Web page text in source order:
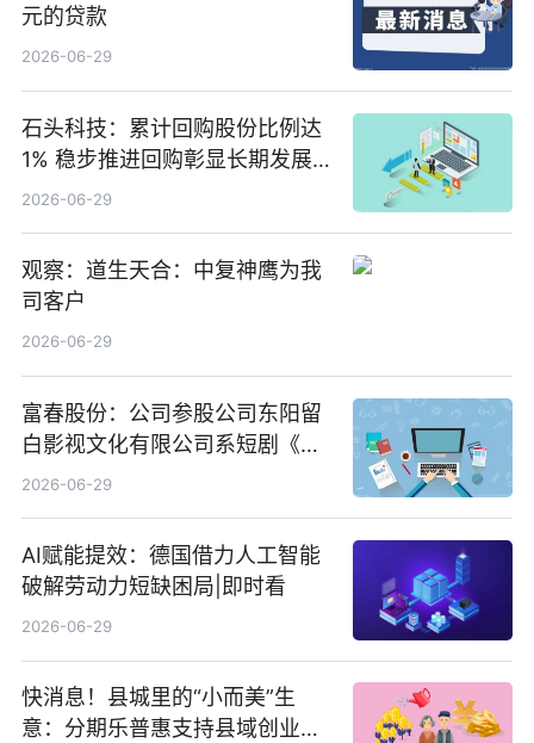
元的贷款
2026-06-29
石头科技：累计回购股份比例达
1% 稳步推进回购彰显长期发展
信心 新动态
2026-06-29
观察：道生天合：中复神鹰为我
司客户
2026-06-29
富春股份：公司参股公司东阳留
白影视文化有限公司系短剧《风
声之双生谜局》的出品方 热门看
2026-06-29
AI赋能提效：德国借力人工智能
破解劳动力短缺困局|即时看
2026-06-29
快消息！县城里的“小而美”生
意：分期乐普惠支持县域创业者